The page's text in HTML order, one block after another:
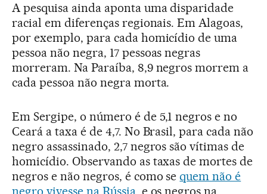
A pesquisa ainda aponta uma disparidade
racial em diferenças regionais. Em Alagoas,
por exemplo, para cada homicídio de uma
pessoa não negra, 17 pessoas negras
morreram. Na Paraíba, 8,9 negros morrem a
cada pessoa não negra morta.
Em Sergipe, o número é de 5,1 negros e no
Ceará a taxa é de 4,7. No Brasil, para cada não
negro assassinado, 2,7 negros são vítimas de
homicídio. Observando as taxas de mortes de
negros e não negros, é como sequem não é
negro vivesse na Rússia , e os negros na